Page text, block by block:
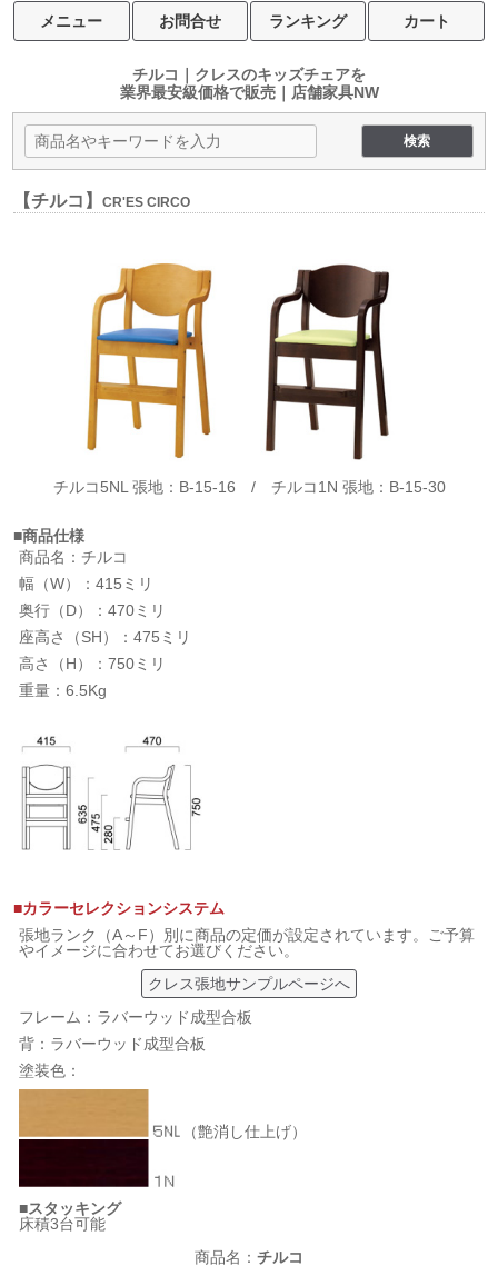
メニュー お問合せ ランキング カート
チルコ｜クレスのキッズチェアを
業界最安級価格で販売｜店舗家具NW
【チルコ】CR'ES CIRCO
チルコ5NL 張地：B-15-16 / チルコ1N 張地：B-15-30
■商品仕様
商品名：チルコ
幅（W）：415ミリ
奥行（D）：470ミリ
座高さ（SH）：475ミリ
高さ（H）：750ミリ
重量：6.5Kg
■カラーセレクションシステム
張地ランク（A～F）別に商品の定価が設定されています。ご予算
やイメージに合わせてお選びください。
クレス張地サンプルページへ
フレーム：ラバーウッド成型合板
背：ラバーウッド成型合板
塗装色：
（艶消し仕上げ）
■スタッキング
床積3台可能
商品名： チルコ